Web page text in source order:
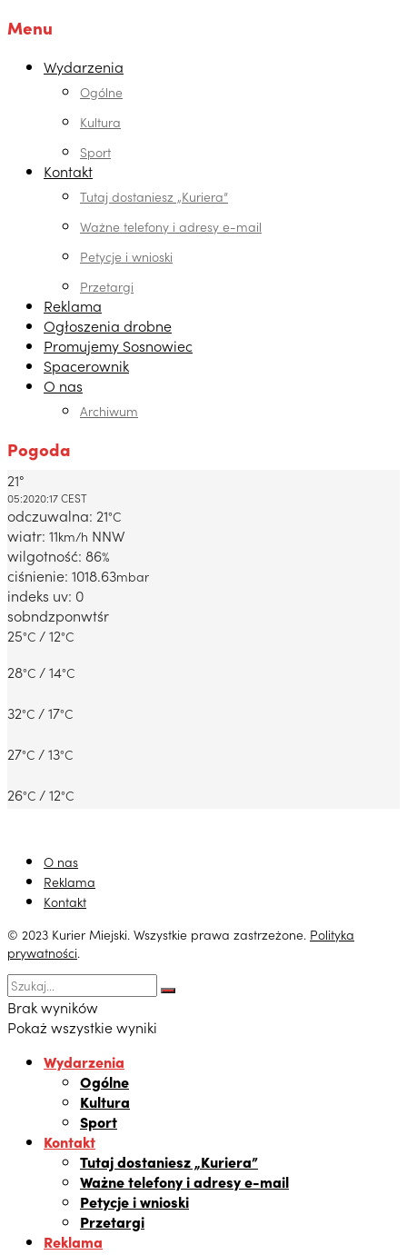
Menu
Wydarzenia
Ogólne
Kultura
Sport
Kontakt
Tutaj dostaniesz „Kuriera”
Ważne telefony i adresy e-mail
Petycje i wnioski
Przetargi
Reklama
Ogłoszenia drobne
Promujemy Sosnowiec
Spacerownik
O nas
Archiwum
Pogoda
Dabrowa Gornicza, PL
21°
05:2020:17 CEST
odczuwalna: 21°C
wiatr: 11km/h NNW
wilgotność: 86%
ciśnienie: 1018.63mbar
indeks uv: 0
sobndzponwtśr
25°C / 12°C
28°C / 14°C
32°C / 17°C
27°C / 13°C
26°C / 12°C
O nas
Reklama
Kontakt
© 2023 Kurier Miejski. Wszystkie prawa zastrzeżone. Polityka
prywatności.
Brak wyników
Pokaż wszystkie wyniki
Wydarzenia
Ogólne
Kultura
Sport
Kontakt
Tutaj dostaniesz „Kuriera”
Ważne telefony i adresy e-mail
Petycje i wnioski
Przetargi
Reklama